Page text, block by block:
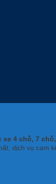
xe 4 chỗ, 7
dịch vụ cam